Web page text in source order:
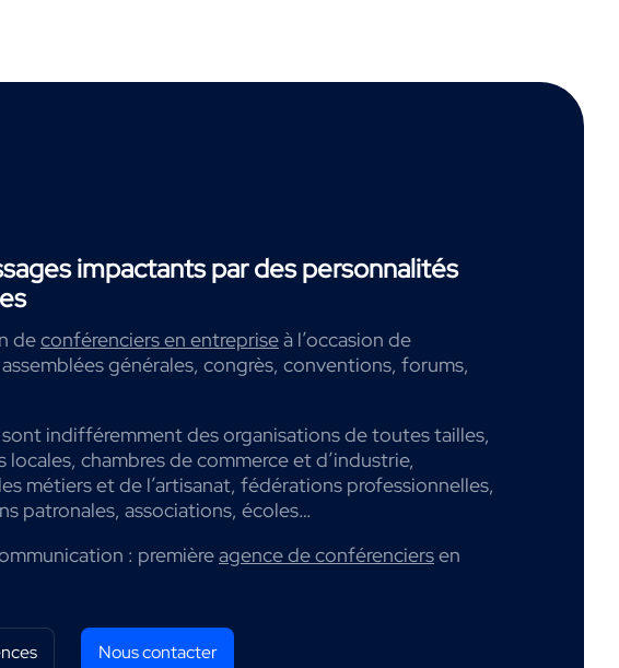
impactants par des personnalités
deconférenciers en entrepriseà l’occasion de
générales, congrès, conventions, forums,
indifféremment des organisations de toutes tailles,
chambres de commerce et d’industrie,
métiers et de l’artisanat, fédérations professionnelles,
patronales, associations, écoles…
: premièreagence de conférenciersen
Nous contacter